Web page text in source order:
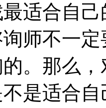
适合自
师不一
。那么
是适合